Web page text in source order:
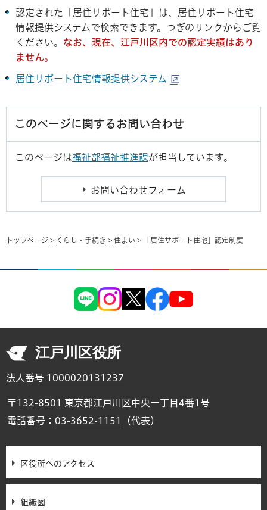
認定された「居住サポート住宅」は、居住サポート住宅
情報提供システムで検索できます。つぎのリンクからご覧
ください。 なお、現在、江戸川区内での認定実績はあり
ません。
居住サポート住宅情報提供システム
このページに関するお問い合わせ
このページは福祉部福祉推進課が担当しています。
トップページ > くらし・手続き > 住まい > 「居住サポート住宅」認定制度
江戸川区役所
法人番号 1000020131237
〒132-8501 東京都江戸川区中央一丁目4番1号
電話番号： 03-3652-1151 （代表）
区役所へのアクセス
組織図